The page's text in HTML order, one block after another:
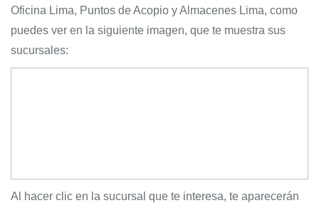
Oficina Lima, Puntos de Acopio y Almacenes Lima, como
puedes ver en la siguiente imagen, que te muestra sus
sucursales:
Al hacer clic en la sucursal que te interesa, te aparecerán